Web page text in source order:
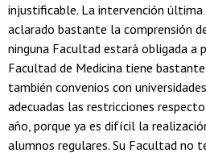
injustificable. La intervención última
aclarado bastante la comprensión
ninguna Facultad estará obligada a
Facultad de Medicina tiene
también convenios con
adecuadas las restricciones
año, porque ya es difícil la
alumnos regulares. Su Facultad no